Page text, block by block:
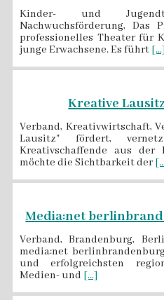
Kinder- und
Nachwuchsförderung, Das
professionelles Theater für
junge Erwachsene. Es führt [...]
Kreative
Verband, Kreativwirtschaft,
Lausitz" fördert,
Kreativschaffende aus
möchte die Sichtbarkeit der
Media:net
Verband, Brandenburg,
media:net
und erfolgreichsten
Medien- und [...]